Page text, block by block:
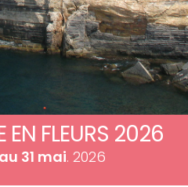
EN FLEURS 2026
31 mai. 2026